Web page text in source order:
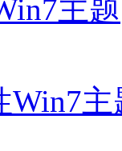
主题
Win7主